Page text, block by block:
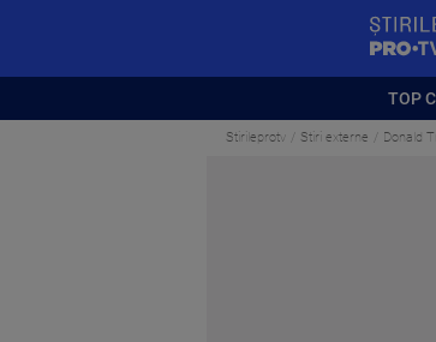
TOP
Stirileprotv Stiri externe Donald